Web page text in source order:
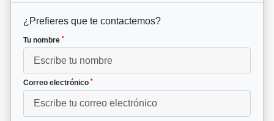
¿Prefieres que te contactemos?
Tu nombre *
Correo electrónico *